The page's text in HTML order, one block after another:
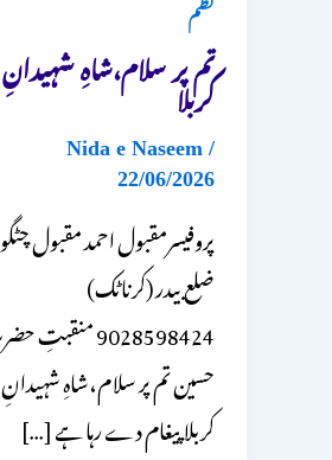
نظم
تم پر سلام،شاہِ شہیدانِ
کربلا
Nida e Naseem /
22/06/2026
پروفیسرمقبول احمد مقبول
ضلع بیدر (کرناٹک)
9028598424
حسین تم پر سلام،شاہِ شہیدانِ
کربلا پیغام دے رہا ہے […]